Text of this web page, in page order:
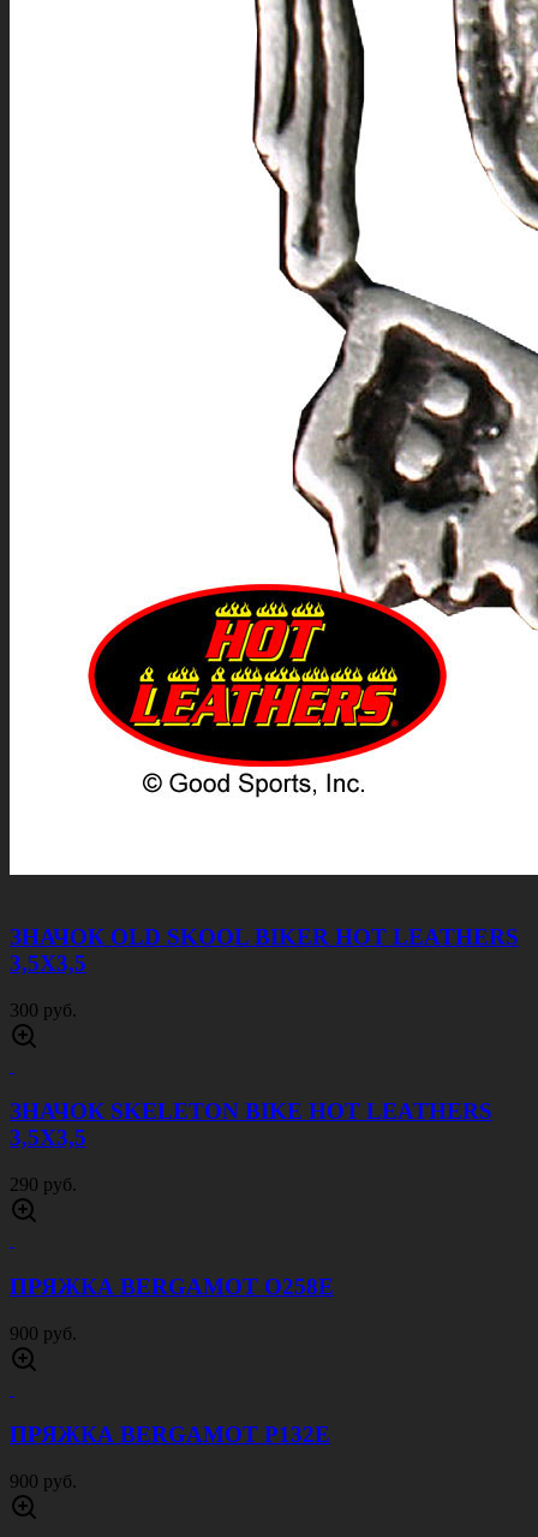
ЗНАЧОК OLD SKOOL BIKER HOT LEATHERS
3,5Х3,5
300 руб.
ЗНАЧОК SKELETON BIKE HOT LEATHERS
3,5Х3,5
290 руб.
ПРЯЖКА BERGAMOT O258E
900 руб.
ПРЯЖКА BERGAMOT P132E
900 руб.